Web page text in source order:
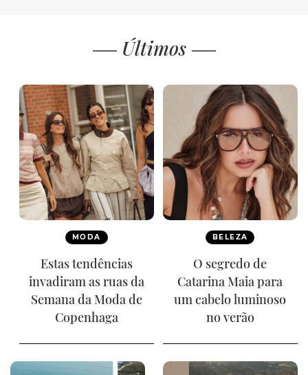
Últimos
MODA
Estas tendências
invadiram as ruas da
Semana da Moda de
Copenhaga
BELEZA
O segredo de
Catarina Maia para
um cabelo luminoso
no verão